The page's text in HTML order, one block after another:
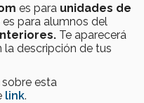
es para unidades de
es para alumnos del
. Te aparecerá
la descripción de tus
esta
link.